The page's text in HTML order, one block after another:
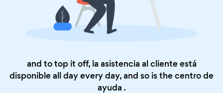
and to top it off, la asistencia al cliente está
disponible all day every day, and so is thecentro de
ayuda .